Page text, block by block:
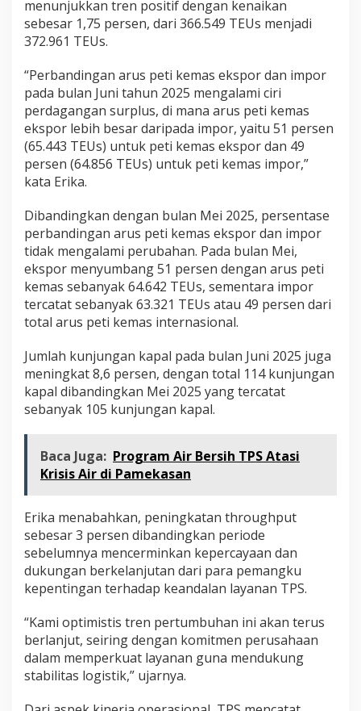
menunjukkan tren positif dengan kenaikan
sebesar 1,75 persen, dari 366.549 TEUs menjadi
372.961 TEUs.
“Perbandingan arus peti kemas ekspor dan impor
pada bulan Juni tahun 2025 mengalami ciri
perdagangan surplus, di mana arus peti kemas
ekspor lebih besar daripada impor, yaitu 51 persen
(65.443 TEUs) untuk peti kemas ekspor dan 49
persen (64.856 TEUs) untuk peti kemas impor,”
kata Erika.
Dibandingkan dengan bulan Mei 2025, persentase
perbandingan arus peti kemas ekspor dan impor
tidak mengalami perubahan. Pada bulan Mei,
ekspor menyumbang 51 persen dengan arus peti
kemas sebanyak 64.642 TEUs, sementara impor
tercatat sebanyak 63.321 TEUs atau 49 persen dari
total arus peti kemas internasional.
Jumlah kunjungan kapal pada bulan Juni 2025 juga
meningkat 8,6 persen, dengan total 114 kunjungan
kapal dibandingkan Mei 2025 yang tercatat
sebanyak 105 kunjungan kapal.
Baca Juga: Program Air Bersih TPS Atasi
Krisis Air di Pamekasan
Erika menabahkan, peningkatan throughput
sebesar 3 persen dibandingkan periode
sebelumnya mencerminkan kepercayaan dan
dukungan berkelanjutan dari para pemangku
kepentingan terhadap keandalan layanan TPS.
“Kami optimistis tren pertumbuhan ini akan terus
berlanjut, seiring dengan komitmen perusahaan
dalam memperkuat layanan guna mendukung
stabilitas logistik,” ujarnya.